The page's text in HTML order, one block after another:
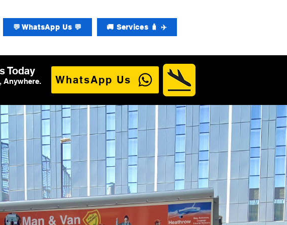
💬 WhatsApp Us 💬 🚚 Services 🧳 ✈️
Today
Anywhere.
WhatsApp Us